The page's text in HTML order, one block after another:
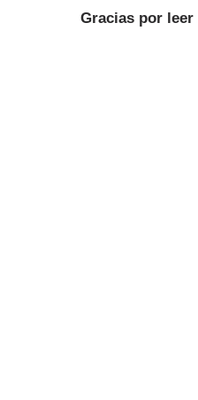
Gracias por leer